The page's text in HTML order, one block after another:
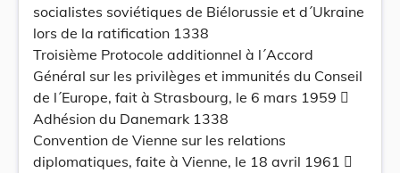
socialistes soviétiques de Biélorussie et d´Ukraine
lors de la ratification 1338
Troisième Protocole additionnel à l´Accord
Général sur les privilèges et immunités du Conseil
de l´Europe, fait à Strasbourg, le 6 mars 1959 
Adhésion du Danemark 1338
Convention de Vienne sur les relations
diplomatiques, faite à Vienne, le 18 avril 1961 